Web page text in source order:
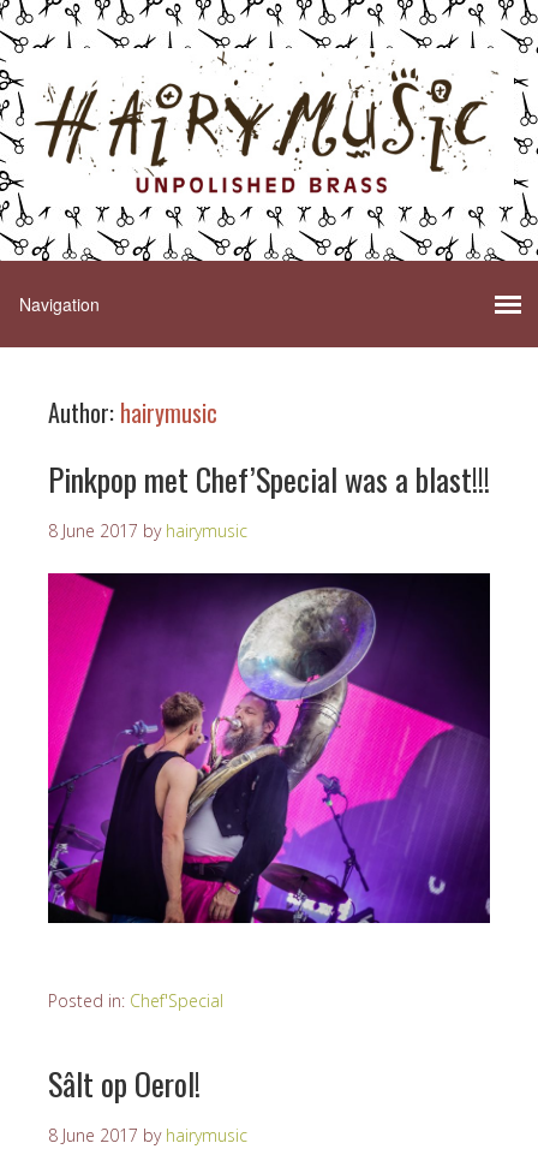
Author: hairymusic
Pinkpop met Chef’Special was a blast!!!
8 June 2017 by hairymusic
Posted in: Chef'Special
Sâlt op Oerol!
8 June 2017 by hairymusic